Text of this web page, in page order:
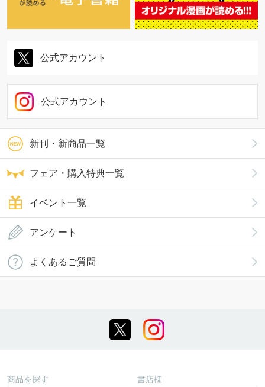
新刊・新商品一覧
フェア・購入特典一覧
イベント一覧
公式アカウント
公式アカウント
アンケート
よくあるご質問
商品を探す 書店様